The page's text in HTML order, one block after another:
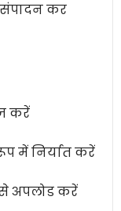
संपादन कर
करें
में निर्यात करें
से अपलोड करें